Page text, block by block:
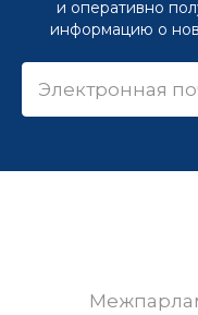
и оперативно
информацию о